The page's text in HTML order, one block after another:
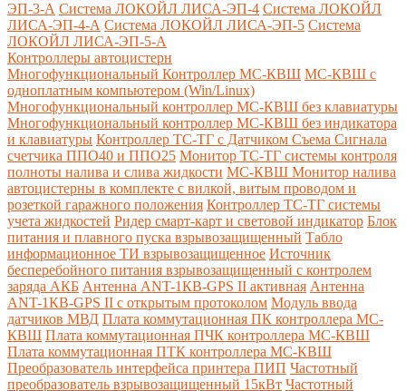
ЭП-3-А Система ЛОКОЙЛ ЛИСА-ЭП-4 Система ЛОКОЙЛ
ЛИСА-ЭП-4-А Система ЛОКОЙЛ ЛИСА-ЭП-5 Система
ЛОКОЙЛ ЛИСА-ЭП-5-А
Контроллеры автоцистерн
Многофункциональный Контроллер МС-КВШ МС-КВШ с
одноплатным компьютером (Win/Linux)
Многофункциональный контроллер МС-КВШ без клавиатуры
Многофункциональный контроллер МС-КВШ без индикатора
и клавиатуры Контроллер ТС-ТГ с Датчиком Съема Сигнала
счетчика ППО40 и ППО25 Монитор ТС-ТГ системы контроля
полноты налива и слива жидкости МС-КВШ Монитор налива
автоцистерны в комплекте с вилкой, витым проводом и
розеткой гаражного положения Контроллер ТС-ТГ системы
учета жидкостей Ридер смарт-карт и световой индикатор Блок
питания и плавного пуска взрывозащищенный Табло
информационное ТИ взрывозащищенное Источник
бесперебойного питания взрывозащищенный с контролем
заряда АКБ Антенна ANT-1КВ-GPS II активная Антенна
ANT-1КВ-GPS II с открытым протоколом Модуль ввода
датчиков МВД Плата коммутационная ПК контроллера МС-
КВШ Плата коммутационная ПЧК контроллера МС-КВШ
Плата коммутационная ПТК контроллера МС-КВШ
Преобразователь интерфейса принтера ПИП Частотный
преобразователь взрывозащищенный 15кВт Частотный